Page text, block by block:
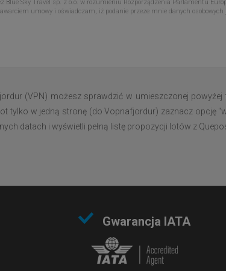
Sky Travel sp. z o.o. w rozumieniu Rozporządzenia Parlamentu
umowy i oświadczam, iż podanie przeze mnie danych
(VPN) możesz sprawdzić w umieszczonej
tylko w jedną stronę (do Vopnafjordur) zaznacz opcję
datach i wyświetli pełną listę propozycji lotów z
Gwarancja IATA